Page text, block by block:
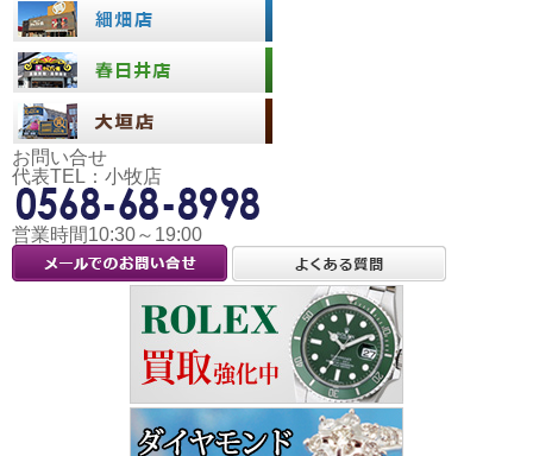
お問い合せ
代表TEL：小牧店
営業時間10:30～19:00